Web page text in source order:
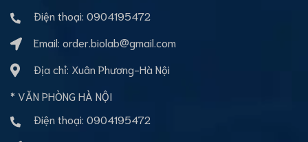
Điện thoại: 0904195472
Email: order.biolab@gmail.com
Địa chỉ: Xuân Phương-Hà Nội
* VĂN PHÒNG HÀ NỘI
Điện thoại: 0904195472